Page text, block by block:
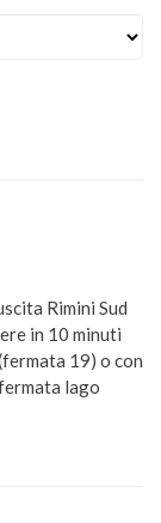
Rimini Sud
in 10 minuti
19) o con
lago